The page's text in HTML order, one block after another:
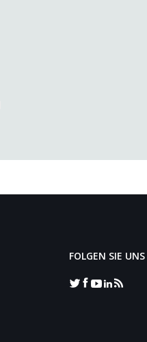
FOLGEN SIE UNS